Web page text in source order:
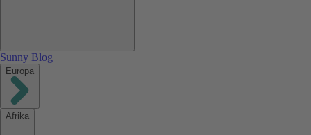
Sunny Blog
Europa
Afrika